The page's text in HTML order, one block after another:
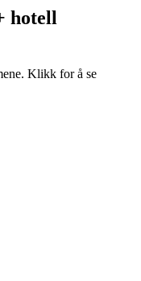
hotell
Klikk for å se